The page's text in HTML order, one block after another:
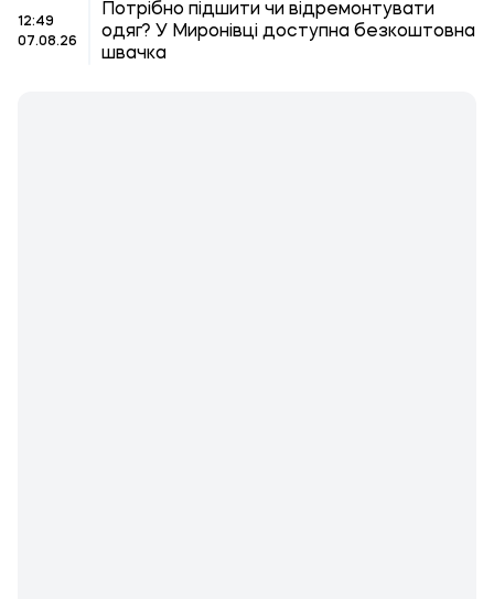
12:49
07.08.26
Потрібно підшити чи відремонтувати
одяг? У Миронівці доступна безкоштовна
швачка